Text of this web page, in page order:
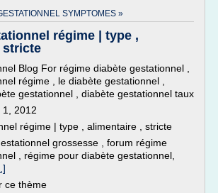
SYMPTOMES »
régime | type ,
stricte
Blog For régime diabète gestationnel ,
régime , le diabète gestationnel ,
gestationnel , diabète gestationnel taux
1, 2012
régime | type , alimentaire , stricte
grossesse , forum régime
, régime pour diabète gestationnel,
ce thème